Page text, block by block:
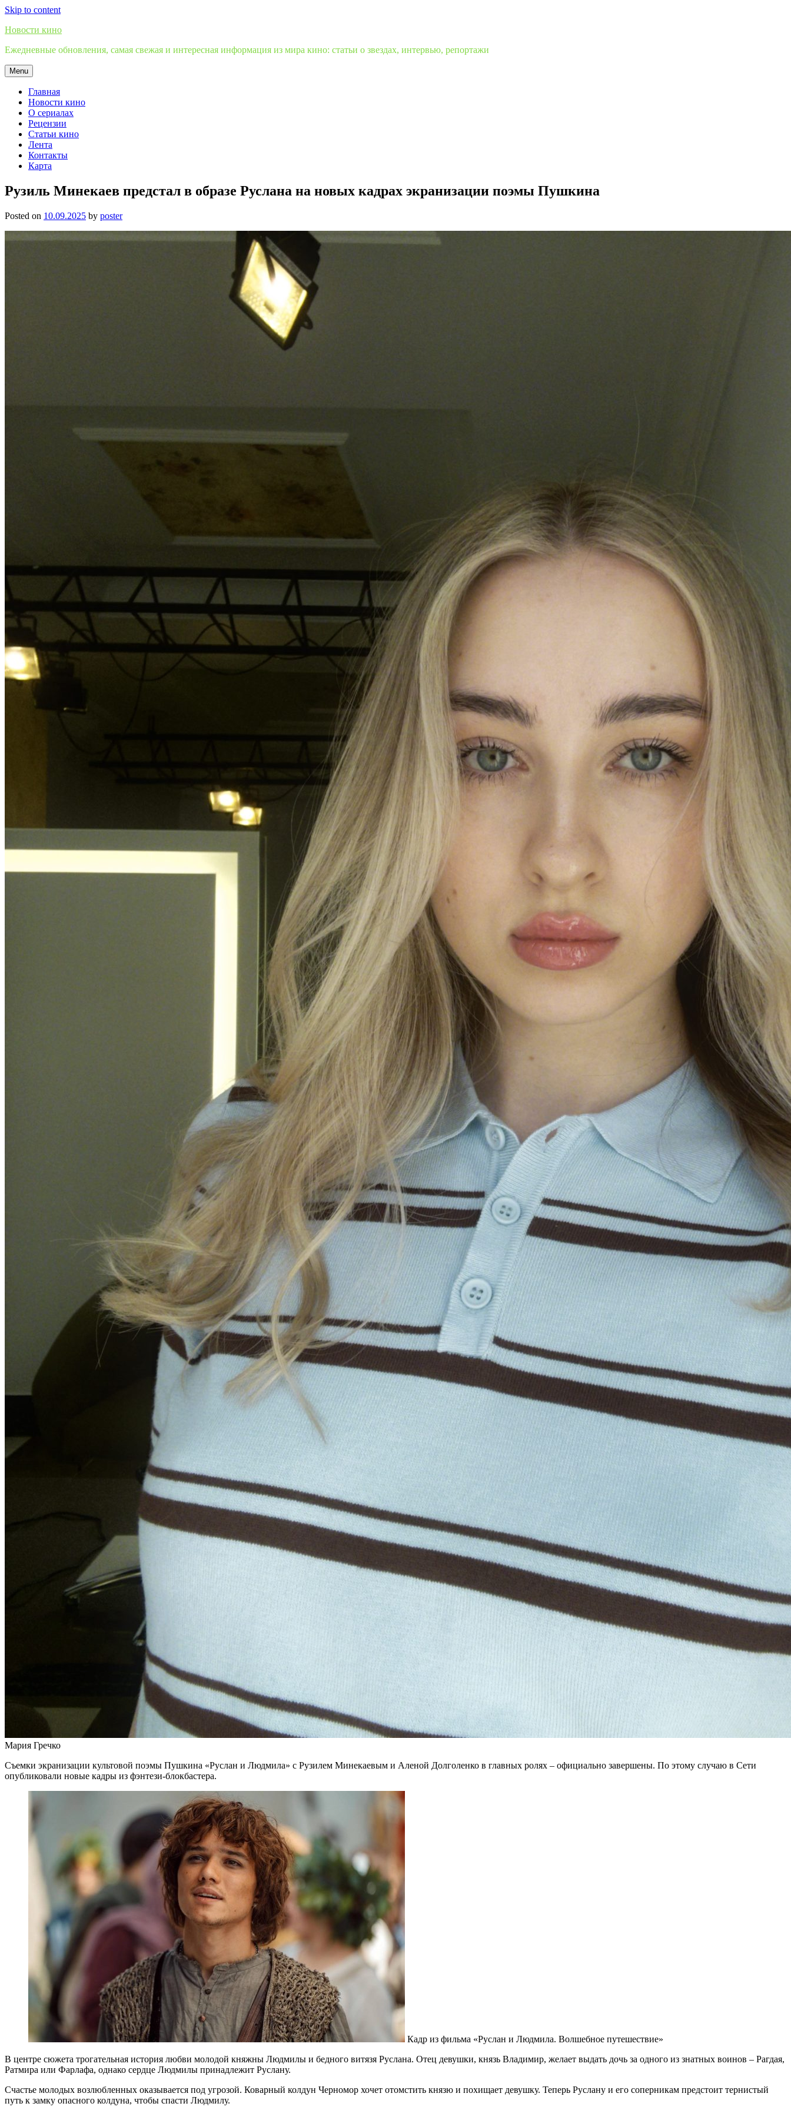
Skip to content
Новости кино
Ежедневные обновления, самая свежая и интересная информация из мира кино: статьи о звездах, интервью, репортажи
Menu
Главная
Новости кино
О сериалах
Рецензии
Статьи кино
Лента
Контакты
Карта
Рузиль Минекаев предстал в образе Руслана на новых кадрах экранизации поэмы Пушкина
Posted on 10.09.2025 by poster
Мария Гречко
Съемки экранизации культовой поэмы Пушкина «Руслан и Людмила» с Рузилем Минекаевым и Аленой Долголенко в главных ролях – официально завершены. По этому случаю в Сети
опубликовали новые кадры из фэнтези-блокбастера.
Кадр из фильма «Руслан и Людмила. Волшебное путешествие»
В центре сюжета трогательная история любви молодой княжны Людмилы и бедного витязя Руслана. Отец девушки, князь Владимир, желает выдать дочь за одного из знатных воинов – Рагдая,
Ратмира или Фарлафа, однако сердце Людмилы принадлежит Руслану.
Счастье молодых возлюбленных оказывается под угрозой. Коварный колдун Черномор хочет отомстить князю и похищает девушку. Теперь Руслану и его соперникам предстоит тернистый
путь к замку опасного колдуна, чтобы спасти Людмилу.